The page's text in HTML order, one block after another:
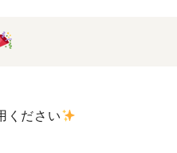
ください